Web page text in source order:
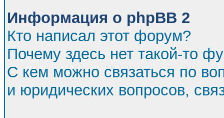
Информация о phpBB 2
Кто написал этот форум?
Почему здесь нет такой-то
С кем можно связаться по
и юридических вопросов,